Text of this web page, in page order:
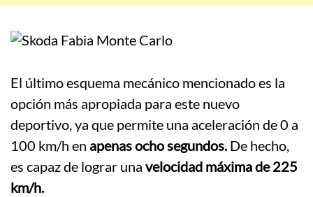
El último esquema mecánico mencionado es la
opción más apropiada para este nuevo
deportivo, ya que permite una aceleración de 0 a
100 km/h en apenas ocho segundos.De hecho,
es capaz de lograr una velocidad máxima de 225
km/h.